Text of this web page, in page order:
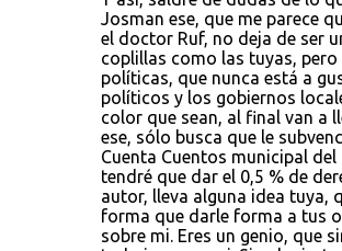
Josman ese, que me parece
el doctor Ruf, no deja de ser
coplillas como las tuyas, pero
políticas, que nunca está a
políticos y los gobiernos
color que sean, al final van a
ese, sólo busca que le
Cuenta Cuentos municipal
tendré que dar el 0,5 % de
autor, lleva alguna idea tuya,
forma que darle forma a tus
sobre mi. Eres un genio, que